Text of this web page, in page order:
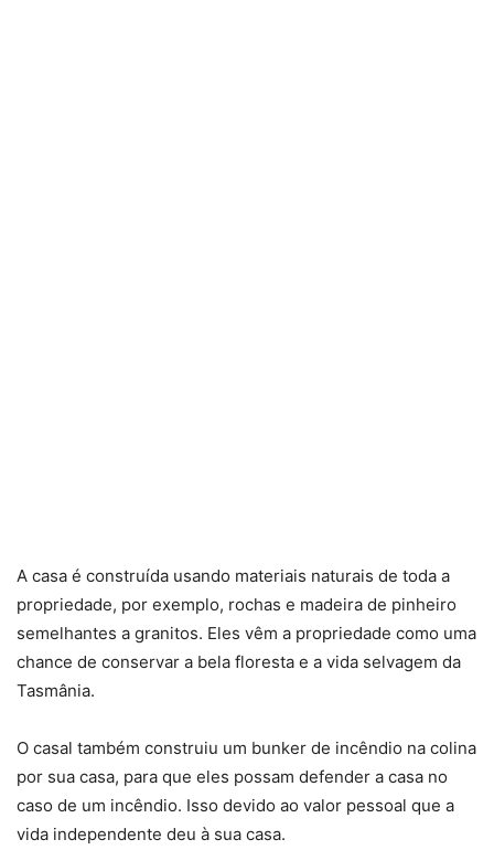
A casa é construída usando materiais naturais de toda a
propriedade, por exemplo, rochas e madeira de pinheiro
semelhantes a granitos. Eles vêm a propriedade como uma
chance de conservar a bela floresta e a vida selvagem da
Tasmânia.
O casal também construiu um bunker de incêndio na colina
por sua casa, para que eles possam defender a casa no
caso de um incêndio. Isso devido ao valor pessoal que a
vida independente deu à sua casa.